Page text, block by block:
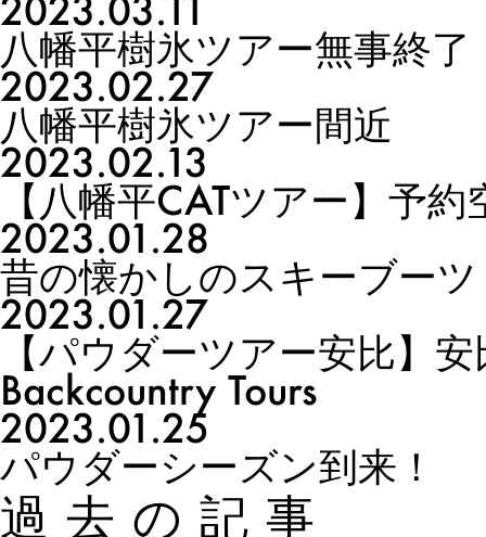
八幡平樹氷ツアー無事終了
2023.02.27
八幡平樹氷ツアー間近
2023.02.13
【八幡平CATツアー】予
2023.01.28
昔の懐かしのスキーブーツ
2023.01.27
【パウダーツアー安比】
Backcountry Tours
2023.01.25
パウダーシーズン到来！
過去の記事